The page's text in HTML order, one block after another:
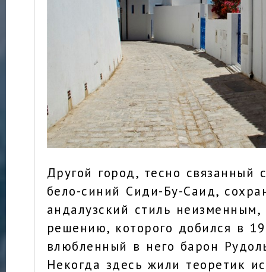
Другой город, тесно связанный
бело-синий Сиди-Бу-Саид,
андалузский стиль неизменным,
решению, которого добился в
влюбленный в него барон
Некогда здесь жили теоретик